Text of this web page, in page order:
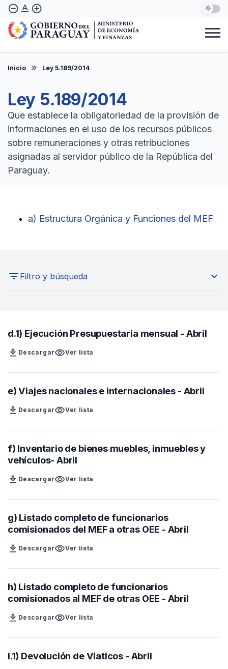
Pasar
contenido
principal
remove_circle_outline text_format add_circle_outline
Inicio Ley 5.189/2014
Ley 5.189/2014
Que establece la obligatoriedad de la provisión de
informaciones en el uso de los recursos públicos
sobre remuneraciones y otras retribuciones
asignadas al servidor público de la República del
Paraguay.
a) Estructura Orgánica y Funciones del MEF
Filtro y búsqueda expand_more
Buscar aquí
d.1) Ejecución Presupuestaria mensual - Abril
download DescargarvisibilityVer lista
e) Viajes nacionales e internacionales - Abril
download DescargarvisibilityVer lista
f) Inventario de bienes muebles, inmuebles y
vehículos- Abril
download DescargarvisibilityVer lista
g) Listado completo de funcionarios
comisionados del MEF a otras OEE - Abril
download DescargarvisibilityVer lista
h) Listado completo de funcionarios
comisionados al MEF de otras OEE - Abril
download DescargarvisibilityVer lista
i.1) Devolución de Viaticos - Abril